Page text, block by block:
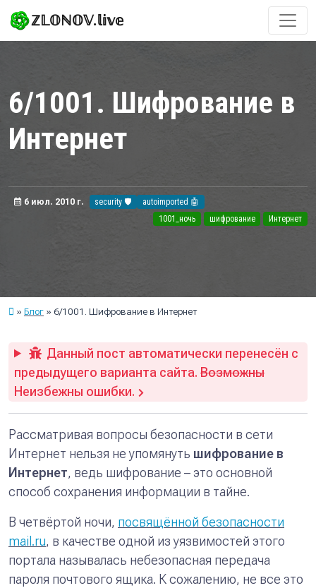
ℤ𝕃𝕆ℕ𝕆𝕍.𝕝𝕚𝕧𝕖
6/1001. Шифрование в
Интернет
6 июл. 2010 г. security 🛡️
autoimported 🤖
1001_ночь
шифрование Интернет
Блог 6/1001. Шифрование в Интернет
Данный пост автоматически перенесён с
предыдущего варианта сайта. Возможны
Неизбежны ошибки.
Рассматривая вопросы безопасности в сети
Интернет нельзя не упомянуть шифрование в
Интернет, ведь шифрование – это основной
способ сохранения информации в тайне.
В четвёртой ночи, посвящённой безопасности
mail.ru, в качестве одной из уязвимостей этого
портала называлась небезопасная передача
пароля почтового ящика. К сожалению, не все это